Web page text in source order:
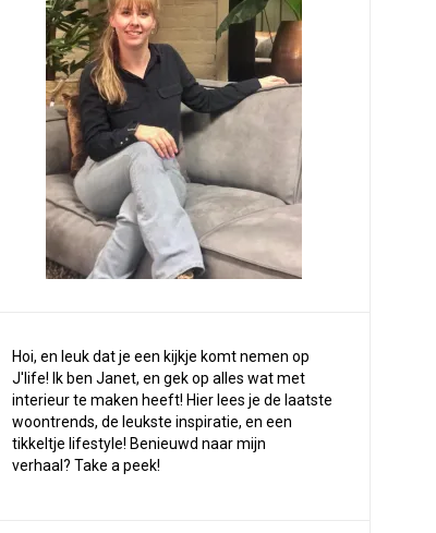
Hoi, en leuk dat je een kijkje komt nemen op
J'life! Ik ben Janet, en gek op alles wat met
interieur te maken heeft! Hier lees je de laatste
woontrends, de leukste inspiratie, en een
tikkeltje lifestyle! Benieuwd naar mijn
verhaal? Take a peek!